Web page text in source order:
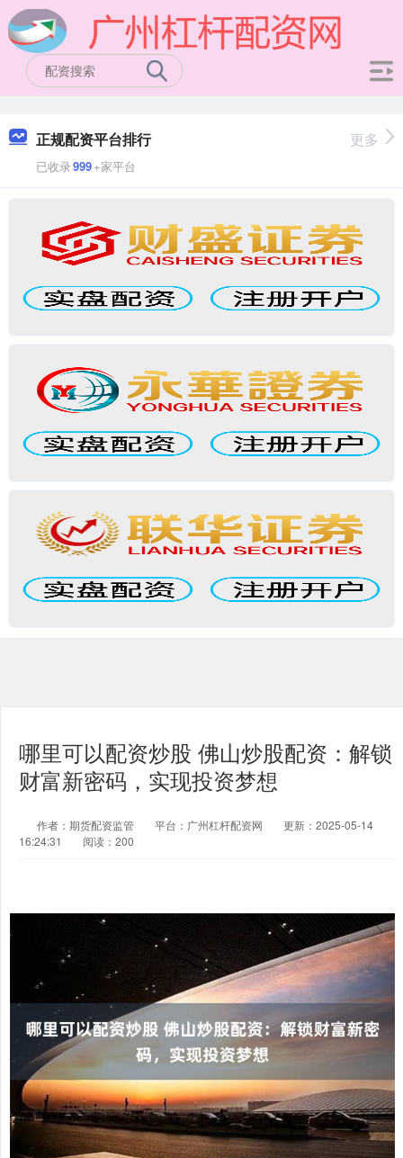
正规配资平台排行
已收录999+家平台
更多
哪里可以配资炒股 佛山炒股配资：解锁
财富新密码，实现投资梦想
作者：期货配资监管 平台：广州杠杆配资网
更新：2025-05-14
16:24:31
阅读：200